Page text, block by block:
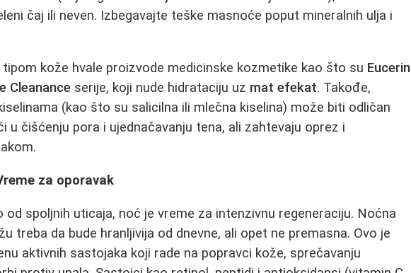
čaj ili neven. Izbegavajte teške masnoće poput mineralnih ulja i
kože hvale proizvode medicinske kozmetike kao što su Eucerin
Cleanance serije, koji nude hidrataciju uz mat efekat. Takođe,
(kao što su salicilna ili mlečna kiselina) može biti odličan
u čišćenju pora i ujednačavanju tena, ali zahtevaju oprez i
za oporavak
od spoljnih uticaja, noć je vreme za intenzivnu regeneraciju. Noćna
treba da bude hranljivija od dnevne, ali opet ne premasna. Ovo je
aktivnih sastojaka koji rade na popravci kože, sprečavanju